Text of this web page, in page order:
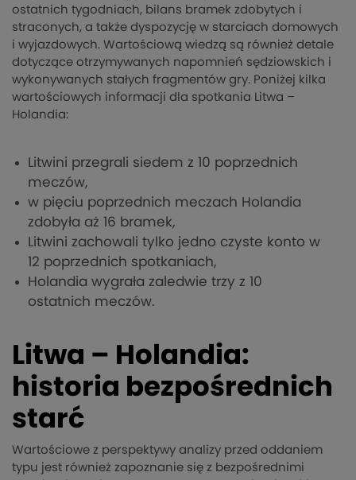
ostatnich tygodniach, bilans bramek zdobytych i
straconych, a także dyspozycję w starciach domowych
i wyjazdowych. Wartościową wiedzą są również detale
dotyczące otrzymywanych napomnień sędziowskich i
wykonywanych stałych fragmentów gry. Poniżej kilka
wartościowych informacji dla spotkania Litwa –
Holandia:
Litwini przegrali siedem z 10 poprzednich
meczów,
w pięciu poprzednich meczach Holandia
zdobyła aż 16 bramek,
Litwini zachowali tylko jedno czyste konto w
12 poprzednich spotkaniach,
Holandia wygrała zaledwie trzy z 10
ostatnich meczów.
Litwa – Holandia:
historia bezpośrednich
starć
Wartościowe z perspektywy analizy przed oddaniem
typu jest również zapoznanie się z bezpośrednimi